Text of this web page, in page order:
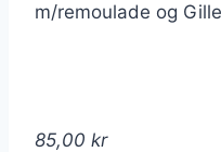
m/remoulade og
85,00 kr